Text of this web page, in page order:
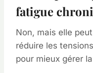
fatigue
Non, mais elle
réduire les
pour mieux gérer